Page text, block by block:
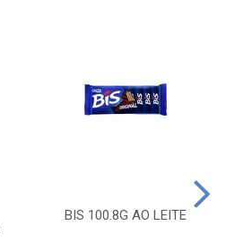
BIS 100.8G AO LEITE